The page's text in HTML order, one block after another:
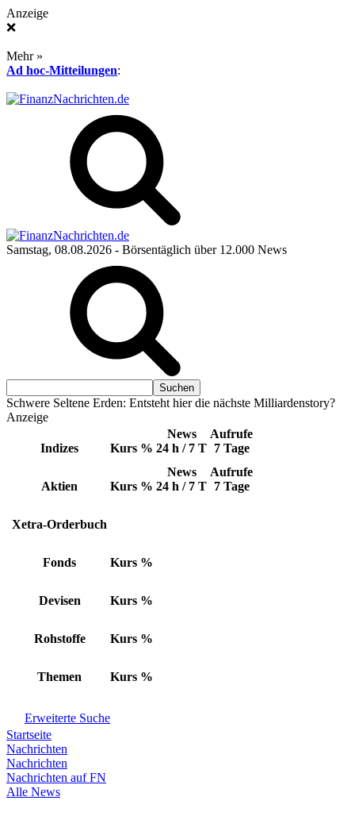
Anzeige
❌
Mehr »
Ad hoc-Mitteilungen:
Samstag, 08.08.2026 - Börsentäglich über 12.000 News
Schwere Seltene Erden: Entsteht hier die nächste Milliardenstory?
Anzeige
Indizes Kurs %
News
24 h / 7 T
Aufrufe
7 Tage
Aktien Kurs %
News
24 h / 7 T
Aufrufe
7 Tage
Xetra-Orderbuch
Fonds Kurs %
Devisen Kurs %
Rohstoffe Kurs %
Themen Kurs %
Erweiterte Suche
Startseite
Nachrichten
Nachrichten
Nachrichten auf FN
Alle News